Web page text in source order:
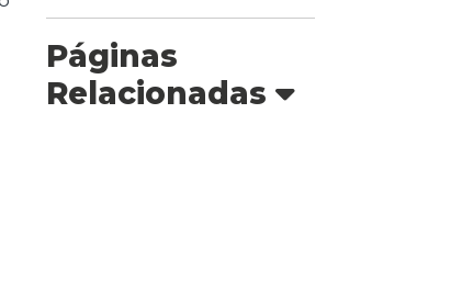
Páginas
Relacionadas